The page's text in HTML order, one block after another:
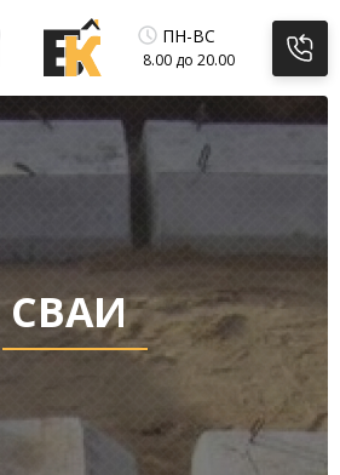
ПН-ВС
8.00 до 20.00
СВАИ